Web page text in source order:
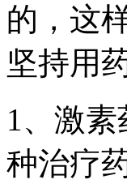
的，这
坚持用
1、激
种治疗